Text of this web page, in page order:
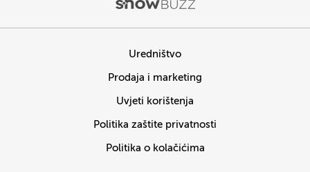
Uredništvo
Prodaja i marketing
Uvjeti korištenja
Politika zaštite privatnosti
Politika o kolačićima